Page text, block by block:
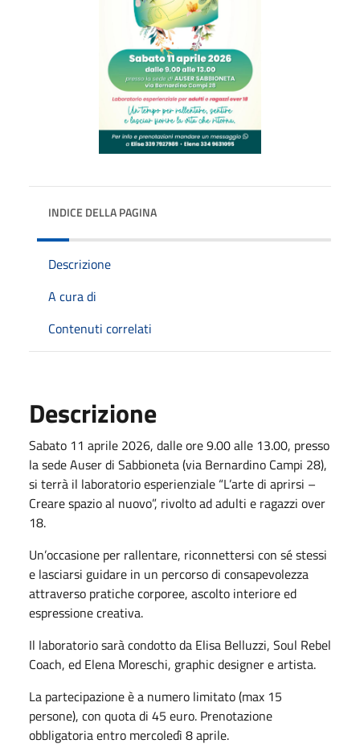
INDICE DELLA PAGINA
Descrizione
A cura di
Contenuti correlati
Descrizione
Sabato 11 aprile 2026, dalle ore 9.00 alle 13.00, presso
la sede Auser di Sabbioneta (via Bernardino Campi 28),
si terrà il laboratorio esperienziale “L’arte di aprirsi –
Creare spazio al nuovo”, rivolto ad adulti e ragazzi over
18.
Un’occasione per rallentare, riconnettersi con sé stessi
e lasciarsi guidare in un percorso di consapevolezza
attraverso pratiche corporee, ascolto interiore ed
espressione creativa.
Il laboratorio sarà condotto da Elisa Belluzzi, Soul Rebel
Coach, ed Elena Moreschi, graphic designer e artista.
La partecipazione è a numero limitato (max 15
persone), con quota di 45 euro. Prenotazione
obbligatoria entro mercoledì 8 aprile.